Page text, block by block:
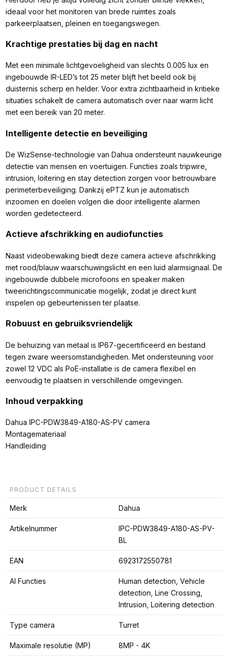
ideaal voor het monitoren van brede ruimtes zoals
parkeerplaatsen, pleinen en toegangswegen.
Krachtige prestaties bij dag en nacht
Met een minimale lichtgevoeligheid van slechts 0.005 lux en
ingebouwde IR-LED’s tot 25 meter blijft het beeld ook bij
duisternis scherp en helder. Voor extra zichtbaarheid in kritieke
situaties schakelt de camera automatisch over naar warm licht
met een bereik van 20 meter.
Intelligente detectie en beveiliging
De WizSense-technologie van Dahua ondersteunt nauwkeurige
detectie van mensen en voertuigen. Functies zoals tripwire,
intrusion, loitering en stay detection zorgen voor betrouwbare
perimeterbeveiliging. Dankzij ePTZ kun je automatisch
inzoomen en doelen volgen die door intelligente alarmen
worden gedetecteerd.
Actieve afschrikking en audiofuncties
Naast videobewaking biedt deze camera actieve afschrikking
met rood/blauw waarschuwingslicht en een luid alarmsignaal. De
ingebouwde dubbele microfoons en speaker maken
tweerichtingscommunicatie mogelijk, zodat je direct kunt
inspelen op gebeurtenissen ter plaatse.
Robuust en gebruiksvriendelijk
De behuizing van metaal is IP67-gecertificeerd en bestand
tegen zware weersomstandigheden. Met ondersteuning voor
zowel 12 VDC als PoE-installatie is de camera flexibel en
eenvoudig te plaatsen in verschillende omgevingen.
Inhoud verpakking
Dahua IPC-PDW3849-A180-AS-PV camera
Montagemateriaal
Handleiding
PRODUCT DETAILS
Merk Dahua
Artikelnummer
IPC-PDW3849-A180-AS-PV-
BL
EAN 6923172550781
AI Functies
Human detection, Vehicle
detection, Line Crossing,
Intrusion, Loitering detection
Type camera Turret
Maximale resolutie (MP) 8MP - 4K